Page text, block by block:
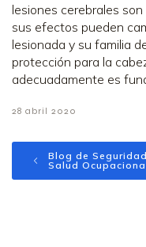
lesiones cerebrales
sus efectos pueden
lesionada y su familia
protección para la
adecuadamente es
28 abril 2020
Blog de
Salud